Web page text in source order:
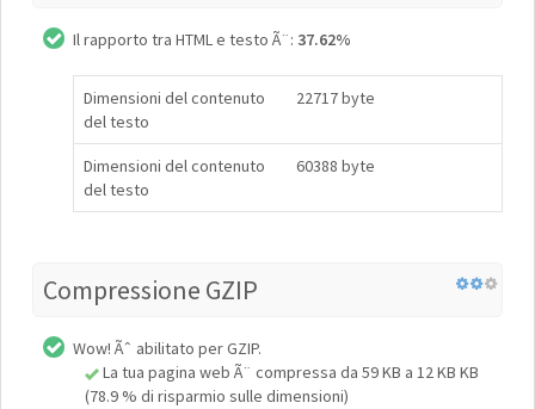
Il rapporto tra HTML e testo Ã¨: 37.62%
Dimensioni del contenuto
del testo
22717 byte
Dimensioni del contenuto
del testo
60388 byte
Compressione GZIP
Wow! Ãˆ abilitato per GZIP.
La tua pagina web Ã¨ compressa da 59 KB a 12 KB KB
(78.9 % di risparmio sulle dimensioni)